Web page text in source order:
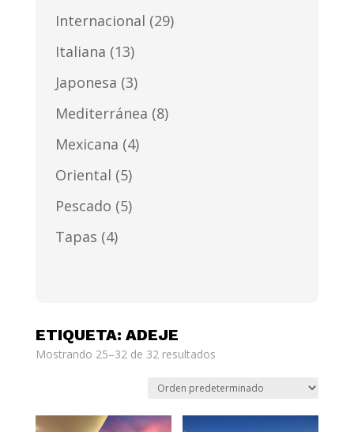
Internacional (29)
Italiana (13)
Japonesa (3)
Mediterránea (8)
Mexicana (4)
Oriental (5)
Pescado (5)
Tapas (4)
ETIQUETA: ADEJE
Mostrando 25–32 de 32 resultados